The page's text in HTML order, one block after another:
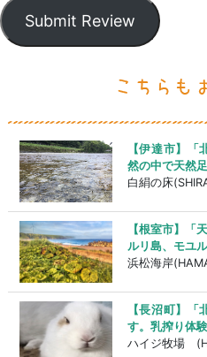
Submit Review
【伊達市】
然の中で天然
白絹の床
【根室市】「
ルリ島、モユ
浜松海岸
【長沼町】
す。乳搾り体
ハイジ牧場